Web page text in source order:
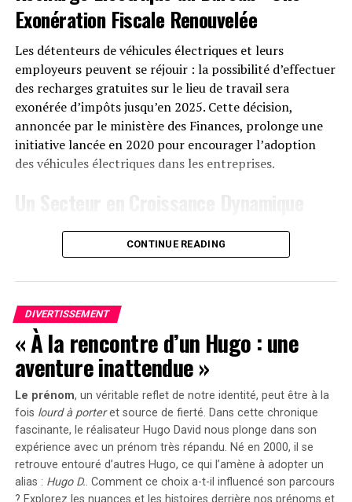
Disponibilité et Offres
Promotionnelles
Le solarbank 2 AC est disponible sur le site officiel
d’Anker SOLIX ainsi que sur Amazon au prix standard de
1299 euros. Cependant, une offre promotionnelle
« early bird » sera active du20 janvier au 23 février
2025, permettant aux acheteurs intéressés d’acquérir
le Solarbank 2 AC représente une avancée significative
engagement envers la durabilité environnementale.
Exonération FiscaleRenouvelée
Les détenteurs de véhicules électriques et leurs
employeurs peuvent se réjouir : la possibilité d’effectuer
des recharges gratuites sur le lieu de travail sera
exonérée d’impôts jusqu’en 2025. Cette décision,
annoncée par le ministère des Finances, prolonge une
initiative lancée en 2020 pour encourager l’adoption
des véhicules électriques dans les entreprises.
Cette prolongation intervient à un moment clé, alors
que le marché des voitures électriques continue
En2023, les particuliers représentent désormais 84%
des acquisitions de véhicules électriques, contre
seulement 68% en 2018.
Concrètement,cette mesure permet aux sociétés
d’installer gratuitement des bornes de recharge pour
leurs employés sans impact fiscal. Les frais liés à
l’électricité pour ces recharges ne seront pas pris en
compte dans le calcul des avantages en nature. De plus,
un abattement de 50% sur ces avantages est maintenu
avec un plafond révisé à environ 2000 euros pour
CONTINUE READING
DIVERTISSEMENT
« À la rencontre d’un Hugo : une
aventure inattendue »
Le prénom, un véritable reflet de notre identité, peut être à la
fois lourd à porteret source de fierté. Dans cette chronique
fascinante, le réalisateur Hugo David nous plonge dans son
expérience avec un prénom très répandu. Né en 2000, il se
retrouve entouré d’autres Hugo, ce qui l’amène à adopter un
alias : Hugo D.. Comment ce choix a-t-il influencé son parcours